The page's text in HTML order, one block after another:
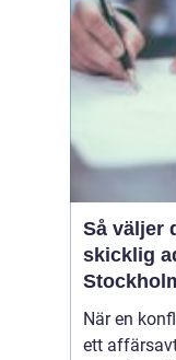
Så väljer
skicklig
komplexa
När en
ett